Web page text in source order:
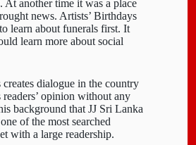
At another time it was a place
news. Artists’ Birthdays
learn about funerals first. It
learn more about social
dialogue in the country
opinion without any
background that JJ Sri Lanka
of the most searched
with a large readership.